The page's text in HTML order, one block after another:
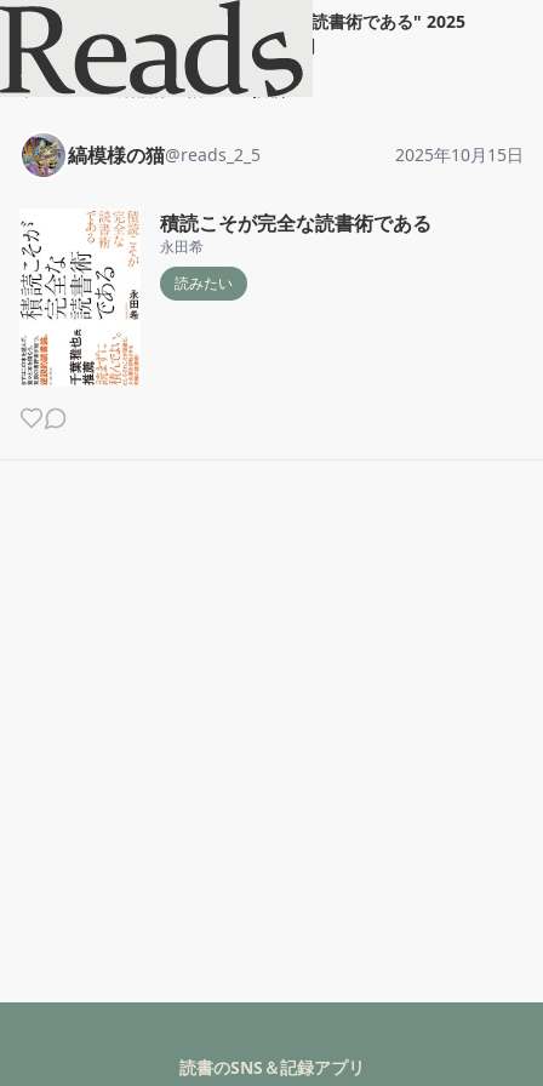
積読こそが完全な読書術である" 2025
年10月15日
ホーム
縞模様の猫 投稿
縞模様の猫@reads_2_5 2025年10月15日
積読こそが完全な読書術である
永田希
読みたい
読書のSNS＆記録アプリ